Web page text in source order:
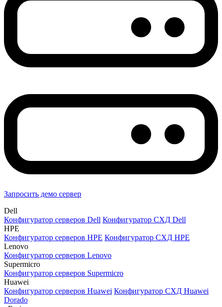
Запросить демо сервер
Dell
Конфигуратор серверов Dell Конфигуратор СХД Dell
HPE
Конфигуратор серверов HPE Конфигуратор СХД HPE
Lenovo
Конфигуратор серверов Lenovo
Supermicro
Конфигуратор серверов Supermicro
Huawei
Конфигуратор серверов Huawei Конфигуратор СХД Huawei
Dorado